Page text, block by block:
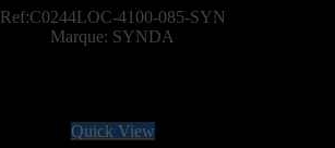
Ref:C0244LOC-4100-085-SYN
Marque: SYNDA
Quick View